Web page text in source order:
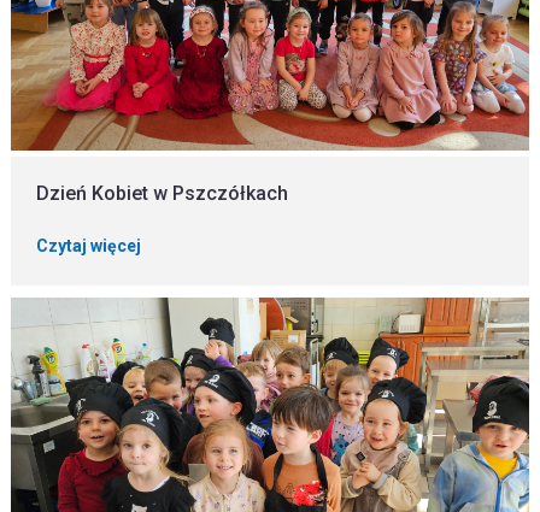
Dzień Kobiet w Pszczółkach
Czytaj więcej